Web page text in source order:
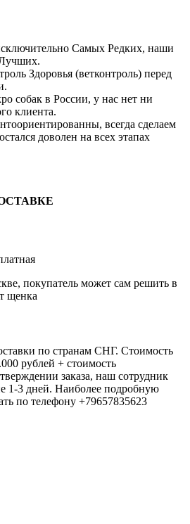
Самых Редких, наши
Здоровья (ветконтроль) перед
собак в России, у нас нет ни
клиента.
всегда сделаем
доволен на всех этапах
покупатель может сам решить в
щенка
по странам СНГ. Стоимость
рублей + стоимость
заказа, наш сотрудник
1-3 дней. Наиболее подробную
по телефону +79657835623